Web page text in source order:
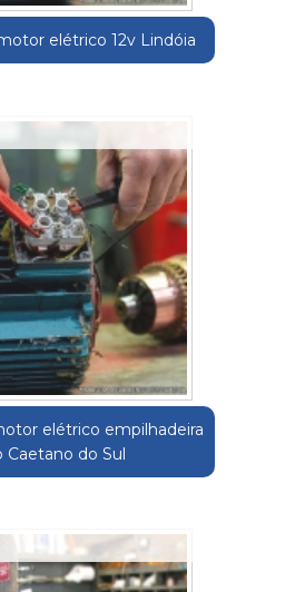
elétrico 12v Lindóia
elétrico empilhadeira
Caetano do Sul